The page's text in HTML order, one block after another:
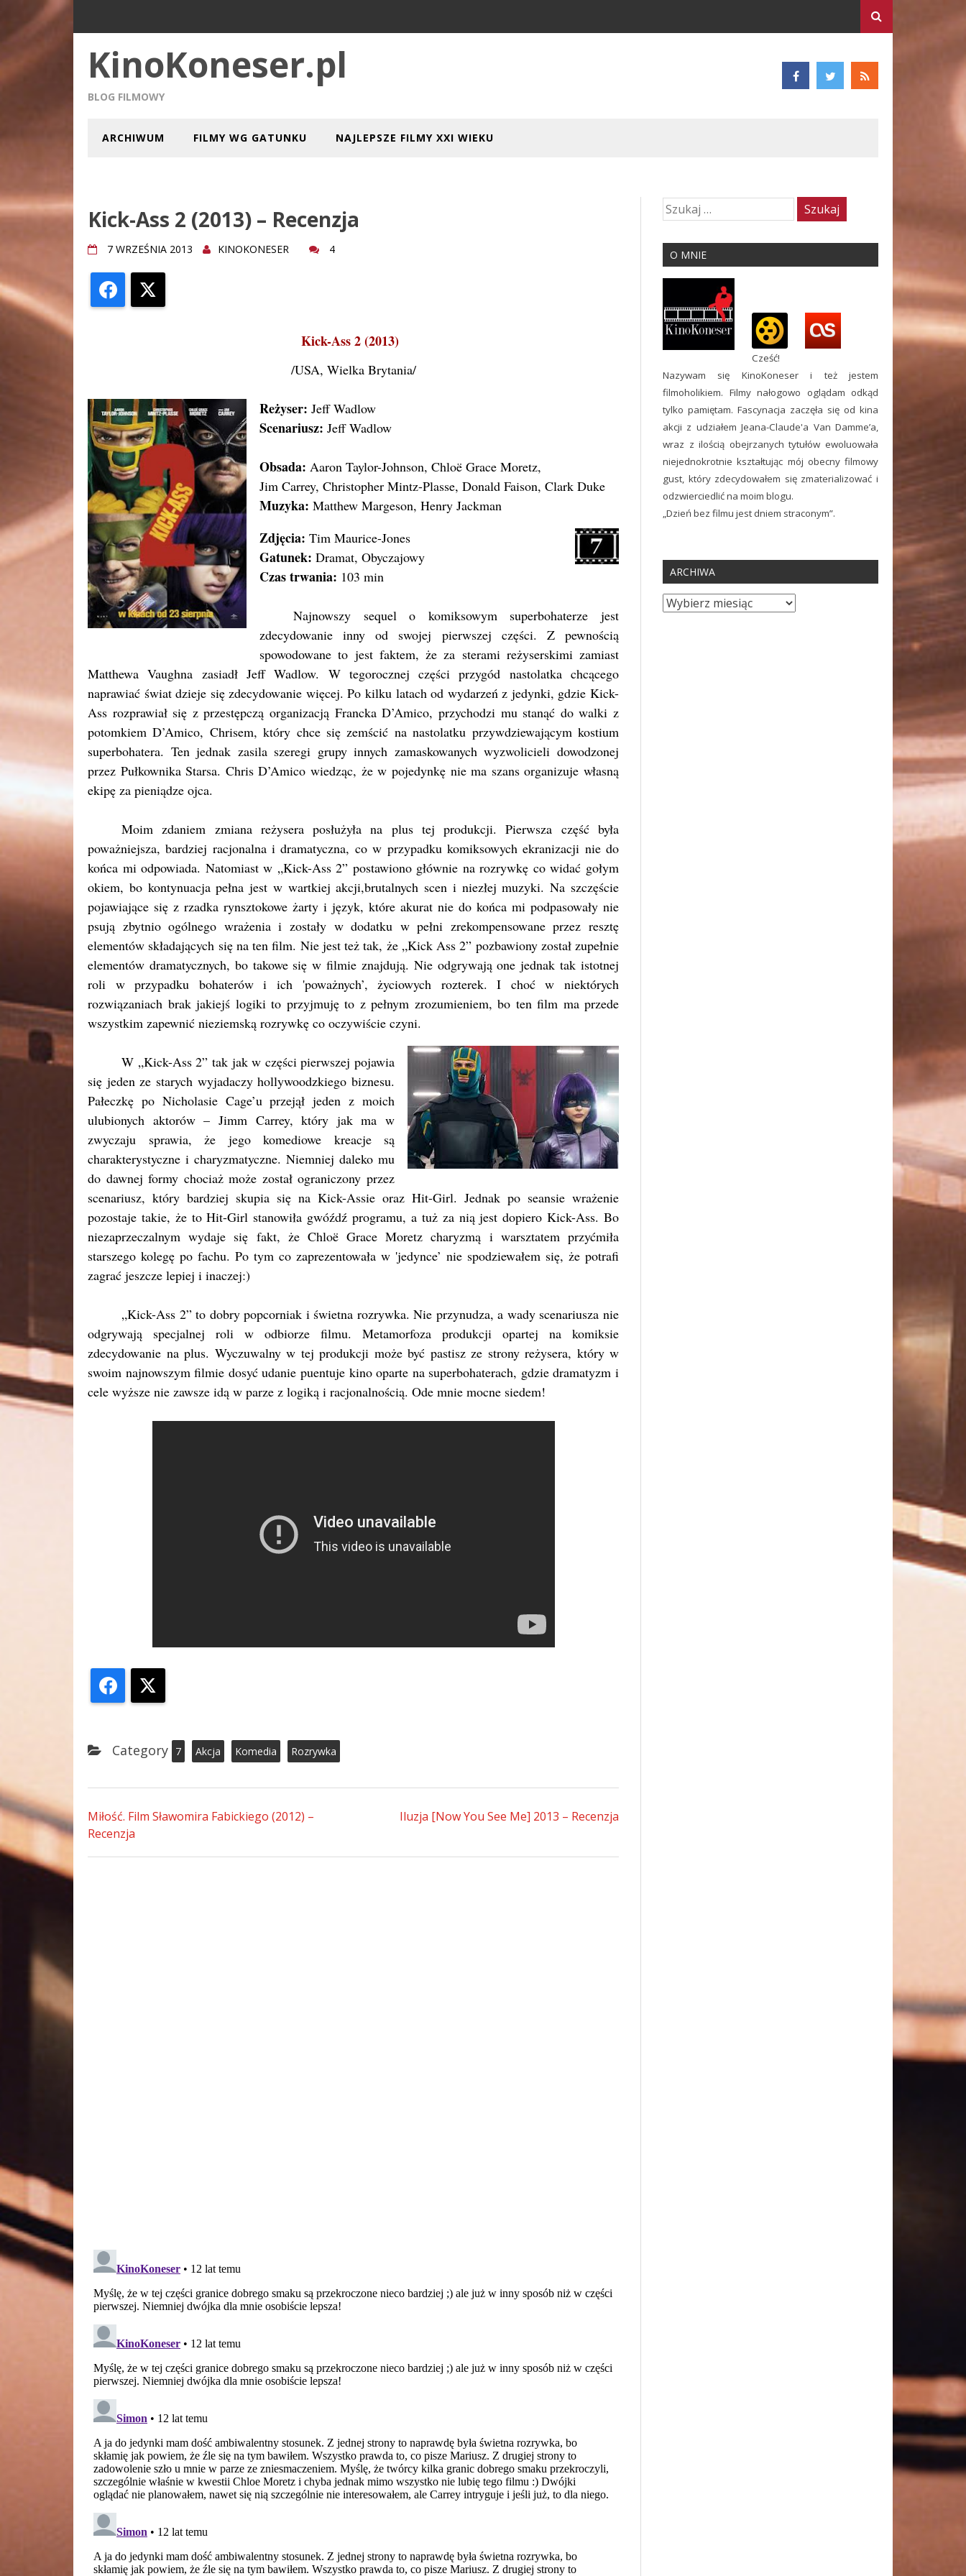
KinoKoneser.pl
BLOG FILMOWY
ARCHIWUM FILMY WG GATUNKU NAJLEPSZE FILMY XXI WIEKU
Kick-Ass 2 (2013) – Recenzja
7 WRZEŚNIA 2013 KINOKONESER 4
Facebook
Kick-Ass 2 (2013)
/USA, Wielka Brytania/
Reżyser: Jeff Wadlow
Scenariusz: Jeff Wadlow
Obsada: Aaron Taylor-Johnson, Chloë Grace Moretz,
Jim Carrey, Christopher Mintz-Plasse, Donald Faison, Clark Duke
Muzyka: Matthew Margeson, Henry Jackman
Zdjęcia: Tim Maurice-Jones
Gatunek: Dramat, Obyczajowy
Czas trwania: 103 min
Najnowszy sequel o komiksowym superbohaterze jest
zdecydowanie inny od swojej pierwszej części. Z pewnością
spowodowane to jest faktem, że za sterami reżyserskimi zamiast
Matthewa Vaughna zasiadł Jeff Wadlow. W tegorocznej części przygód nastolatka chcącego
naprawiać świat dzieje się zdecydowanie więcej. Po kilku latach od wydarzeń z jedynki, gdzie Kick-
Ass rozprawiał się z przestępczą organizacją Francka D’Amico, przychodzi mu stanąć do walki z
potomkiem D’Amico, Chrisem, który chce się zemścić na nastolatku przywdziewającym kostium
superbohatera. Ten jednak zasila szeregi grupy innych zamaskowanych wyzwolicieli dowodzonej
przez Pułkownika Starsa. Chris D’Amico wiedząc, że w pojedynkę nie ma szans organizuje własną
ekipę za pieniądze ojca.
Moim zdaniem zmiana reżysera posłużyła na plus tej produkcji. Pierwsza część była
poważniejsza, bardziej racjonalna i dramatyczna, co w przypadku komiksowych ekranizacji nie do
końca mi odpowiada. Natomiast w „Kick-Ass 2” postawiono głównie na rozrywkę co widać gołym
okiem, bo kontynuacja pełna jest w wartkiej akcji,brutalnych scen i niezłej muzyki. Na szczęście
pojawiające się z rzadka rynsztokowe żarty i język, które akurat nie do końca mi podpasowały nie
psują zbytnio ogólnego wrażenia i zostały w dodatku w pełni zrekompensowane przez resztę
elementów składających się na ten film. Nie jest też tak, że „Kick Ass 2” pozbawiony został zupełnie
elementów dramatycznych, bo takowe się w filmie znajdują. Nie odgrywają one jednak tak istotnej
roli w przypadku bohaterów i ich 'poważnych’, życiowych rozterek. I choć w niektórych
rozwiązaniach brak jakiejś logiki to przyjmuję to z pełnym zrozumieniem, bo ten film ma przede
wszystkim zapewnić nieziemską rozrywkę co oczywiście czyni.
W „Kick-Ass 2” tak jak w części pierwszej pojawia
się jeden ze starych wyjadaczy hollywoodzkiego biznesu.
Pałeczkę po Nicholasie Cage’u przejął jeden z moich
ulubionych aktorów – Jimm Carrey, który jak ma w
zwyczaju sprawia, że jego komediowe kreacje są
charakterystyczne i charyzmatyczne. Niemniej daleko mu
do dawnej formy chociaż może został ograniczony przez
scenariusz, który bardziej skupia się na Kick-Assie oraz Hit-Girl. Jednak po seansie wrażenie
pozostaje takie, że to Hit-Girl stanowiła gwóźdź programu, a tuż za nią jest dopiero Kick-Ass. Bo
niezaprzeczalnym wydaje się fakt, że Chloë Grace Moretz charyzmą i warsztatem przyćmiła
starszego kolegę po fachu. Po tym co zaprezentowała w 'jedynce’ nie spodziewałem się, że potrafi
zagrać jeszcze lepiej i inaczej:)
„Kick-Ass 2” to dobry popcorniak i świetna rozrywka. Nie przynudza, a wady scenariusza nie
odgrywają specjalnej roli w odbiorze filmu. Metamorfoza produkcji opartej na komiksie
zdecydowanie na plus. Wyczuwalny w tej produkcji może być pastisz ze strony reżysera, który w
swoim najnowszym filmie dosyć udanie puentuje kino oparte na superbohaterach, gdzie dramatyzm i
cele wyższe nie zawsze idą w parze z logiką i racjonalnością. Ode mnie mocne siedem!
Facebook
Category 7 Akcja Komedia Rozrywka
Miłość. Film Sławomira Fabickiego (2012) –
Recenzja
Iluzja [Now You See Me] 2013 – Recenzja
O MNIE
Cześć!
Nazywam się KinoKoneser i też jestem
filmoholikiem. Filmy nałogowo oglądam odkąd
tylko pamiętam. Fascynacja zaczęła się od kina
akcji z udziałem Jeana-Claude'a Van Damme’a,
wraz z ilością obejrzanych tytułów ewoluowała
niejednokrotnie kształtując mój obecny filmowy
gust, który zdecydowałem się zmaterializować i
odzwierciedlić na moim blogu.
„Dzień bez filmu jest dniem straconym”.
ARCHIWA